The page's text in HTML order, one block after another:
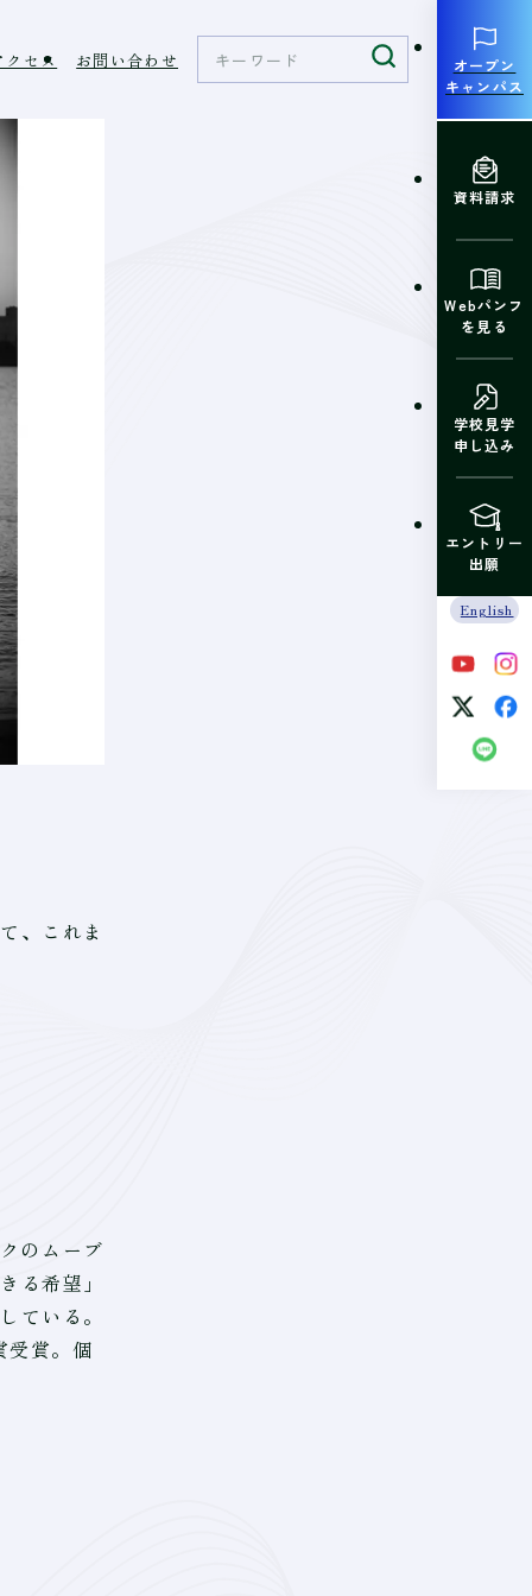
クセス お問い合わせ
オープン
キャンパス
資料請求
Webパンフ
を見る
学校見学
申し込み
エントリー
出願
English
、これま
のムーブ
る希望」
ている。
受賞。個